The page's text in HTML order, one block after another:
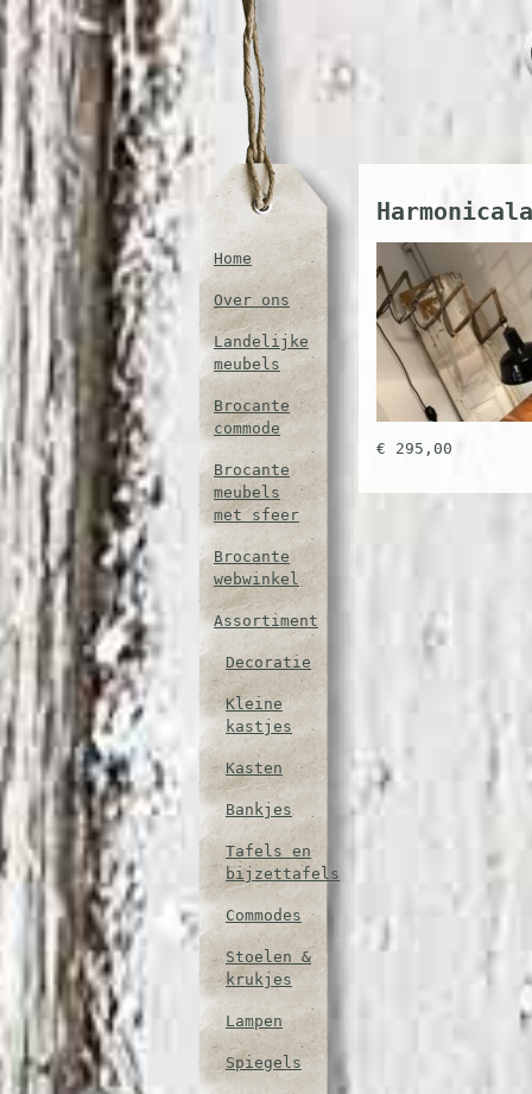
Home
Over ons
Landelijke
meubels
Brocante
commode
Brocante
meubels
met sfeer
Brocante
webwinkel
Assortiment
Decoratie
Kleine
kastjes
Kasten
Bankjes
Tafels en
bijzettafels
Commodes
Stoelen &
krukjes
Lampen
Spiegels
€ 295,00